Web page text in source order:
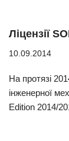
Ліцензії
10.09.2014
На протязі
інженерної
Edition 2014/